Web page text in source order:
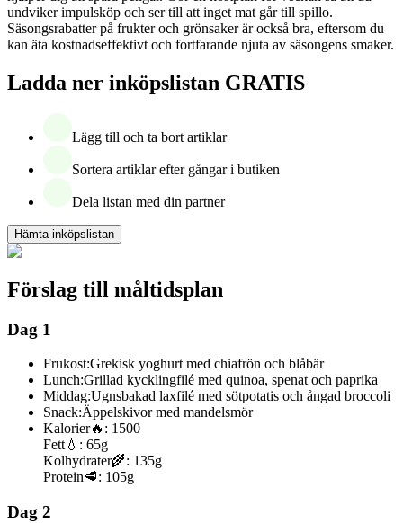
undviker impulsköp och ser till att inget mat går till spillo.
Säsongsrabatter på frukter och grönsaker är också bra, eftersom du
kan äta kostnadseffektivt och fortfarande njuta av säsongens smaker.
Ladda ner inköpslistan GRATIS
Lägg till och ta bort artiklar
Sortera artiklar efter gångar i butiken
Dela listan med din partner
Hämta inköpslistan
Förslag till måltidsplan
Dag 1
Frukost:Grekisk yoghurt med chiafrön och blåbär
Lunch:Grillad kycklingfilé med quinoa, spenat och paprika
Middag:Ugnsbakad laxfilé med sötpotatis och ångad broccoli
Snack:Äppelskivor med mandelsmör
Kalorier🔥: 1500
Fett 💧: 65g
Kolhydrater🌾: 135g
Protein🥩: 105g
Dag 2